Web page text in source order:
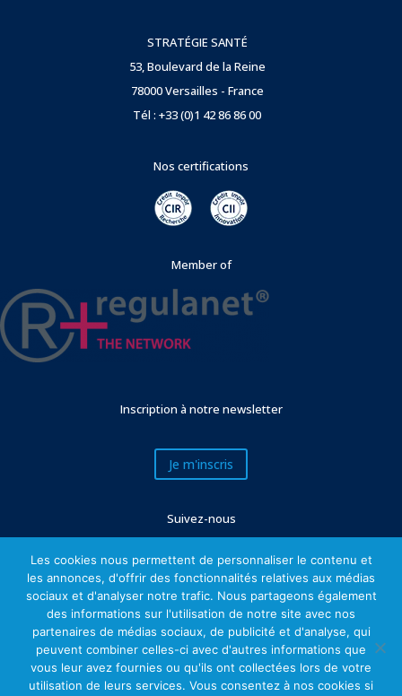
STRATÉGIE SANTÉ
53, Boulevard de la Reine
78000 Versailles - France
Tél : +33 (0)1 42 86 86 00
Nos certifications
Member of
Inscription à notre newsletter
Je m'inscris
Suivez-nous
Mentions légales
Les cookies nous permettent de personnaliser le contenu et
les annonces, d'offrir des fonctionnalités relatives aux médias
sociaux et d'analyser notre trafic. Nous partageons également
des informations sur l'utilisation de notre site avec nos
partenaires de médias sociaux, de publicité et d'analyse, qui
peuvent combiner celles-ci avec d'autres informations que
vous leur avez fournies ou qu'ils ont collectées lors de votre
utilisation de leurs services. Vous consentez à nos cookies si